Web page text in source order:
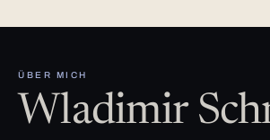
ÜBER MICH
Wladimir